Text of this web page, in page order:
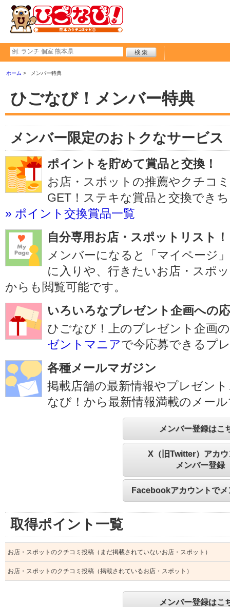
ホーム メンバー特典
ひごなび！メンバー特典
メンバー限定のおトクなサービス
ポイントを貯めて賞品と交換！
お店・スポットの推薦やクチコ
GET！ステキな賞品と交換でき
» ポイント交換賞品一覧
自分専用お店・スポットリスト！
メンバーになると「マイページ
に入りや、行きたいお店・スポ
からも閲覧可能です。
いろいろなプレゼント企画への
ひごなび！上のプレゼント企画
ゼントマニアで今応募できるプ
各種メールマガジン
掲載店舗の最新情報やプレゼン
なび！から最新情報満載のメー
メンバー登録はこ
X（旧Twitter）アカウ
メンバー登録
Facebookアカウントでメ
取得ポイント一覧
お店・スポットのクチコミ投稿（まだ掲載されていないお店・スポット）
お店・スポットのクチコミ投稿（掲載されているお店・スポット）
メンバー登録はこ